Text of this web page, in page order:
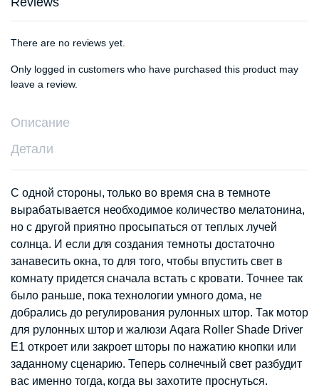
There are no reviews yet.
Only logged in customers who have purchased this product may
leave a review.
Описание
Детали
С одной стороны, только во время сна в темноте
вырабатывается необходимое количество мелатонина,
но с другой приятно просыпаться от теплых лучей
солнца. И если для создания темноты достаточно
занавесить окна, то для того, чтобы впустить свет в
комнату придется сначала встать с кровати. Точнее так
было раньше, пока технологии умного дома, не
добрались до регулирования рулонных штор. Так мотор
для рулонных штор и жалюзи Aqara Roller Shade Driver
E1 откроет или закроет шторы по нажатию кнопки или
заданному сценарию. Теперь солнечный свет разбудит
вас именно тогда, когда вы захотите проснуться.